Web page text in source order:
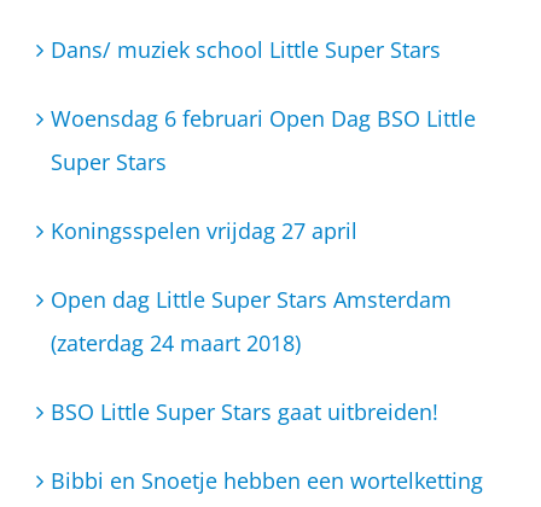
Dans/ muziek school Little Super Stars
Woensdag 6 februari Open Dag BSO Little
Super Stars
Koningsspelen vrijdag 27 april
Open dag Little Super Stars Amsterdam
(zaterdag 24 maart 2018)
BSO Little Super Stars gaat uitbreiden!
Bibbi en Snoetje hebben een wortelketting